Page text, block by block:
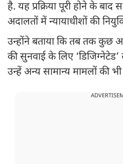
है. यह प्रक्रिया पूरी होने के बाद
अदालतों में न्यायाधीशों की
उन्होंने बताया कि तब तक कुछ
की सुनवाई के लिए ‘डिजिग्नेटेड’
उन्हें अन्य सामान्य मामलों की